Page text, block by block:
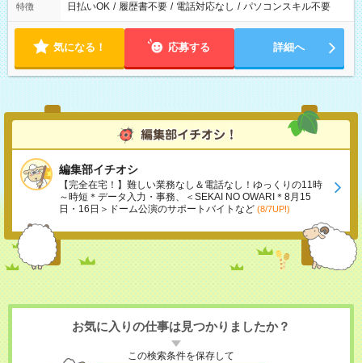
特徴 日払いOK / 履歴書不要 / 電話対応なし / パソコンスキル不要
気になる！ 応募する 詳細へ
編集部イチオシ
【完全在宅！】難しい業務なし＆電話なし！ゆっくりの11時
～時短＊データ入力・事務、＜SEKAI NO OWARI＊8月15
日・16日＞ドーム公演のサポートバイトなど (8/7UP!)
お気に入りの仕事は見つかりましたか？
この検索条件を保存して